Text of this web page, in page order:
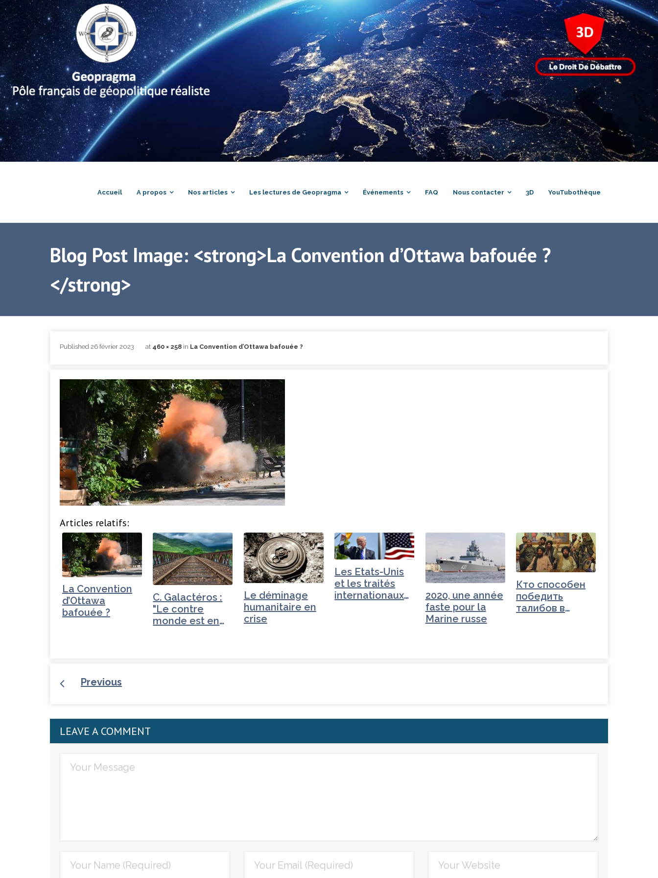
Accueil A propos Nos articles Les lectures de Geopragma Événements FAQ Nous contacter 3D YouTubothèque
Blog Post Image: <strong>La Convention d’Ottawa bafouée ?
</strong>
Published 26 février 2023 at 460 × 258 in La Convention d’Ottawa bafouée ?
Articles relatifs:
La Convention
d’Ottawa
bafouée ?
C. Galactéros :
"Le contre
monde est en
Le déminage
humanitaire en
crise
Les Etats-Unis
et les traités
internationaux
2020, une année
faste pour la
Marine russe
Кто способен
победить
талибов в
Previous
LEAVE A COMMENT